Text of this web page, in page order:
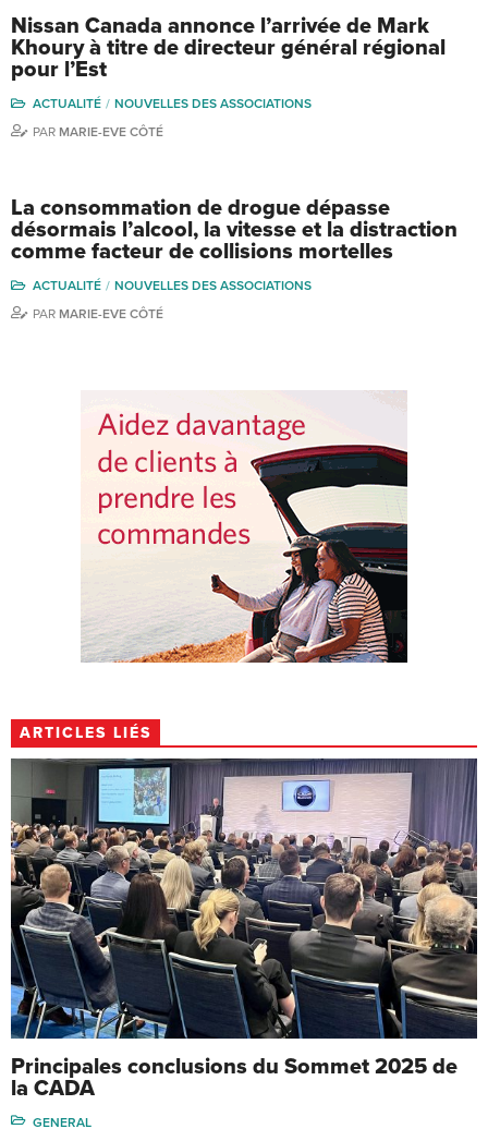
Nissan Canada annonce l’arrivée de Mark
Khoury à titre de directeur général régional
pour l’Est
ACTUALITÉ
NOUVELLES DES ASSOCIATIONS
PAR MARIE-EVE CÔTÉ
La consommation de drogue dépasse
désormais l’alcool, la vitesse et la distraction
comme facteur de collisions mortelles
ACTUALITÉ
NOUVELLES DES ASSOCIATIONS
PAR MARIE-EVE CÔTÉ
ARTICLES LIÉS
Principales conclusions du Sommet 2025 de
la CADA
GENERAL